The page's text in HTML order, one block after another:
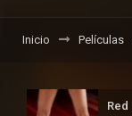
Inicio Películas
Red